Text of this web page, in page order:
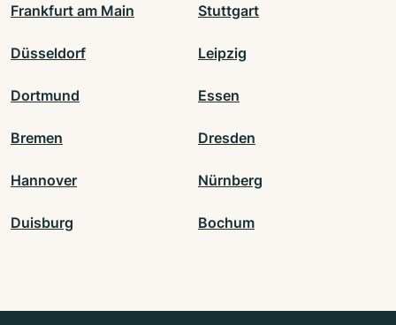
Frankfurt am Main Stuttgart
Düsseldorf Leipzig
Dortmund Essen
Bremen Dresden
Hannover Nürnberg
Duisburg Bochum